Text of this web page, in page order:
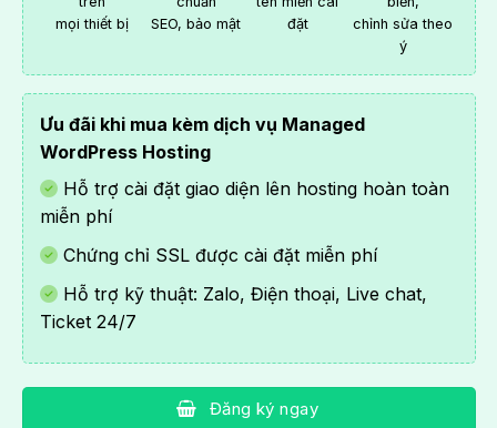
mọi thiết bị
SEO, bảo mật
đặt
chỉnh sửa theo
ý
Ưu đãi khi mua kèm dịch vụ Managed
WordPress Hosting
Hỗ trợ cài đặt giao diện lên hosting hoàn toàn
miễn phí
Chứng chỉ SSL được cài đặt miễn phí
Hỗ trợ kỹ thuật: Zalo, Điện thoại, Live chat,
Ticket 24/7
Đăng ký ngay